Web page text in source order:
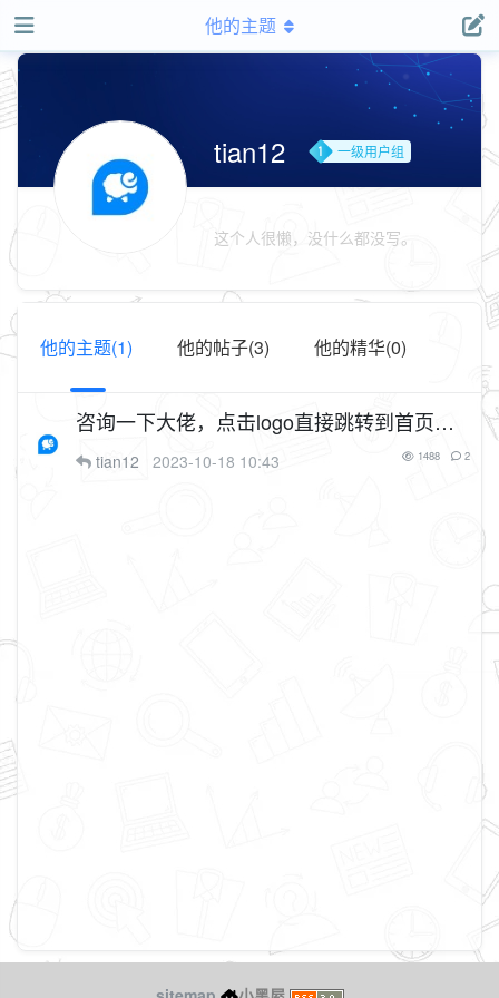
他的主题
tian12 一级用户组
这个人很懒，没什么都没写。
他的主题(1) 他的帖子(3) 他的精华(0)
咨询一下大佬，点击logo直接跳转到首页，
怎么设置
tian12 2023-10-18 10:43 1488 2